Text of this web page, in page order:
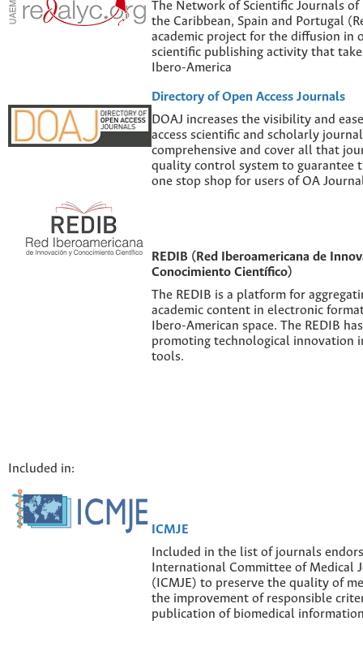
The Network of Scientific Journals of
the Caribbean, Spain and Portugal
academic project for the diffusion in
scientific publishing activity that
Ibero-America
Directory of Open Access Journals
DOAJ increases the visibility and
access scientific and scholarly
comprehensive and cover all that
quality control system to guarantee
one stop shop for users of OA
REDIB (Red Iberoamericana de
Conocimiento Científico)
The REDIB is a platform for
academic content in electronic
Ibero-American space. The REDIB
promoting technological innovation
tools.
Included in:
ICMJE
Included in the list of journals
International Committee of Medical
(ICMJE) to preserve the quality of
the improvement of responsible
publication of biomedical